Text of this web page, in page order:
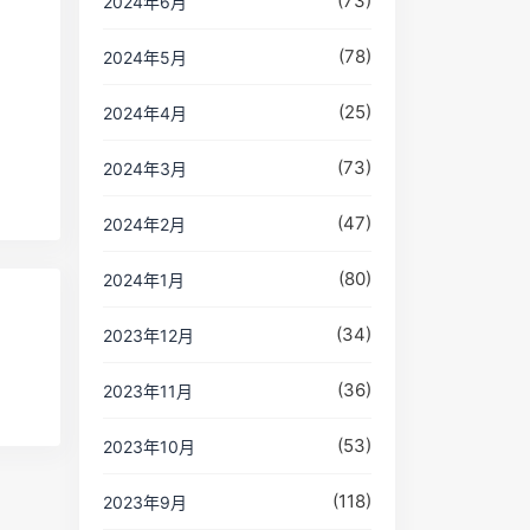
2024年5月 (78)
2024年4月 (25)
2024年3月 (73)
2024年2月 (47)
2024年1月 (80)
2023年12月 (34)
2023年11月 (36)
2023年10月 (53)
2023年9月 (118)